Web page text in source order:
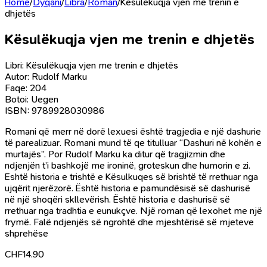
dhjetës
Kësulëkuqja vjen me trenin e dhjetës
Libri: Kësulëkuqja vjen me trenin e dhjetës
Autor: Rudolf Marku
Faqe: 204
Botoi: Uegen
ISBN: 9789928030986
Romani që merr në dorë lexuesi është tragjedia e një dashurie
të parealizuar. Romani mund të qe titulluar “Dashuri në kohën e
murtajës”. Por Rudolf Marku ka ditur që tragjizmin dhe
ndjenjën t’i bashkojë me ironinë, groteskun dhe humorin e zi.
Eshtë historia e trishtë e Kësulkuqes së brishtë të rrethuar nga
ujqërit njerëzorë. Është historia e pamundësisë së dashurisë
në një shoqëri skllevërish. Është historia e dashurisë së
rrethuar nga tradhtia e eunukçve. Një roman që lexohet me një
frymë. Falë ndjenjës së ngrohtë dhe mjeshtërisë së mjeteve
shprehëse
CHF14.90